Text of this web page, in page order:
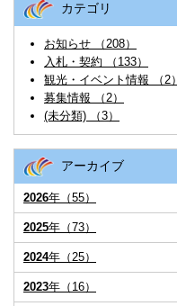
カテゴリ
お知らせ （208）
入札・契約 （133）
観光・イベント情報 （2）
募集情報 （2）
(未分類) （3）
アーカイブ
2026年（55）
2025年（73）
2024年（25）
2023年（16）